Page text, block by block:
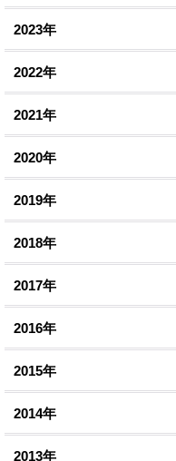
5月 (1)
4月 (1)
2月 (1)
1月 (1)
8月 (2)
6月 (1)
2月 (1)
1月 (1)
10月 (1)
8月 (1)
7月 (1)
1月 (1)
2023年
9月 (1)
8月 (1)
6月 (1)
3月 (1)
1月 (2)
2022年
10月 (2)
9月 (2)
8月 (1)
5月 (2)
3月 (4)
2021年
11月 (2)
9月 (3)
8月 (1)
7月 (1)
6月 (1)
2020年
10月 (1)
8月 (2)
7月 (2)
6月 (1)
4月 (5)
2019年
11月 (4)
10月 (5)
9月 (2)
8月 (3)
6月 (7)
2018年
11月 (2)
10月 (1)
9月 (3)
8月 (4)
2017年
11月 (4)
10月 (5)
9月 (2)
2016年
11月 (2)
2015年
2014年
2013年